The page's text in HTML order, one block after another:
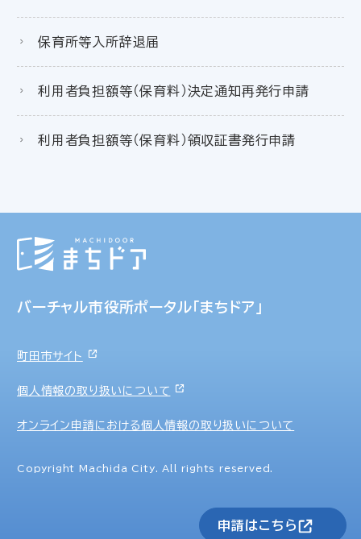
保育所等入所辞退届
利用者負担額等（保育料）決定通知再発行申請
利用者負担額等（保育料）領収証書発行申請
申請はこちら
バーチャル市役所ポータル「まちドア」
町田市サイト
個人情報の取り扱いについて
オンライン申請における個人情報の取り扱いについて
Copyright Machida City. All rights reserved.